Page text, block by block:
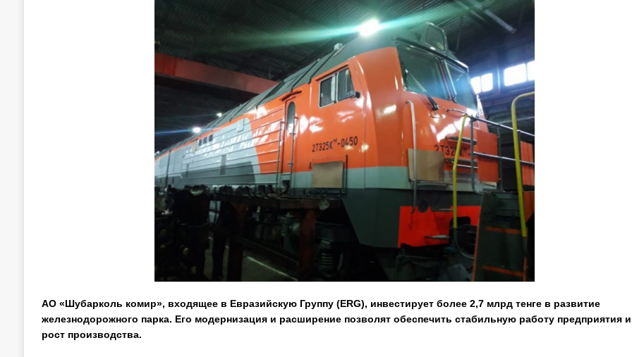
АО «Шубарколь комир», входящее в Евразийскую Группу (ERG), инвестирует более 2,7 млрд тенге в развитие
железнодорожного парка. Его модернизация и расширение позволят обеспечить стабильную работу предприятия и
рост производства.